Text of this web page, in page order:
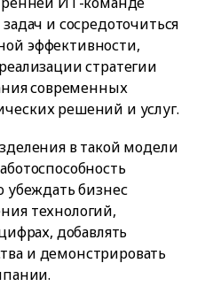
и сосредоточиться
эффективности,
стратегии
современных
решений и услуг.
в такой модели
убеждать бизнес
технологий,
добавлять
и демонстрировать